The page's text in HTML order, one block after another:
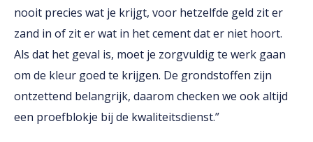
nooit precies wat je krijgt, voor hetzelfde geld zit er
zand in of zit er wat in het cement dat er niet hoort.
Als dat het geval is, moet je zorgvuldig te werk gaan
om de kleur goed te krijgen. De grondstoffen zijn
ontzettend belangrijk, daarom checken we ook altijd
een proefblokje bij de kwaliteitsdienst.”